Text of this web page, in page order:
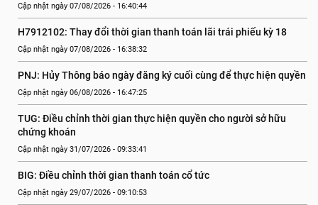
Cập nhật ngày 07/08/2026 - 16:40:44
H7912102: Thay đổi thời gian thanh toán lãi trái phiếu kỳ 18
Cập nhật ngày 07/08/2026 - 16:38:32
PNJ: Hủy Thông báo ngày đăng ký cuối cùng để thực hiện quyền
Cập nhật ngày 06/08/2026 - 16:47:25
TUG: Điều chỉnh thời gian thực hiện quyền cho người sở hữu
chứng khoán
Cập nhật ngày 31/07/2026 - 09:33:41
BIG: Điều chỉnh thời gian thanh toán cổ tức
Cập nhật ngày 29/07/2026 - 09:10:53